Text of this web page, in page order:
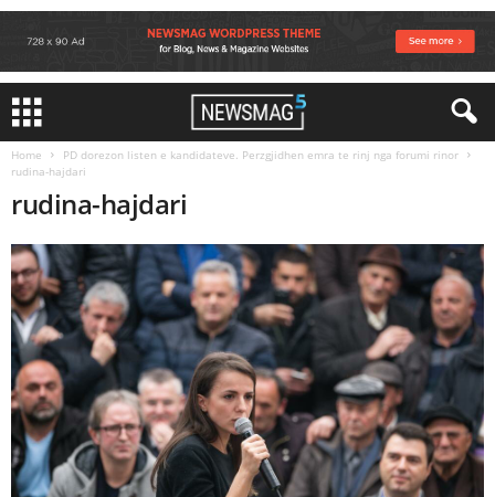
Home
PD dorezon listen e kandidateve. Perzgjidhen emra te rinj nga forumi rinor
rudina-hajdari
rudina-hajdari